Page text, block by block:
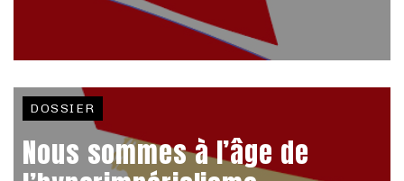
DOSSIER
Nous sommes à l’âge de